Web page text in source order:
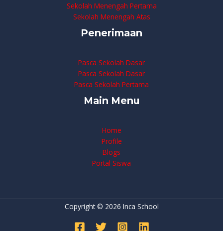
Sekolah Menengah Pertama
Sekolah Menengah Atas
Penerimaan
Pasca Sekolah Dasar
Pasca Sekolah Dasar
Pasca Sekolah Pertama
Main Menu
Home
Profile
Blogs
Portal Siswa
Copyright © 2026 Inca School